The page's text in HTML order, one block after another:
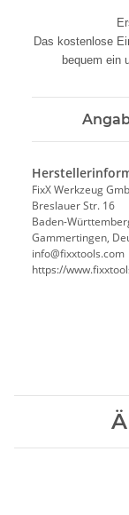
Das kostenlose
bequem ein
FixX Werkzeug
Breslauer Str. 16
Baden-
Gammertingen,
info@fixxtools.com
https://